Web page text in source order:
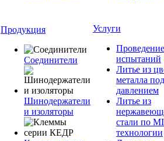
Продукция
Соединители
Шинодержатели
и изоляторы
Услуги
Проведение
испытаний
Литье из
металла под
давлением
Литье из
стали по
технологии